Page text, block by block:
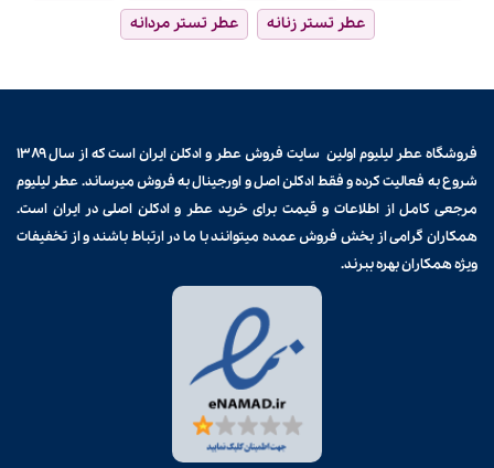
عطر تستر زنانه
عطر تستر مردانه
فروشگاه عطر لیلیوم اولین سایت فروشعطر و ادکلن
ایران است که از سال ۱۳۸۹
شروع به فعالیت کرده و فقط ادکلن اصل و اورجینال به فروش میرساند. عطر لیلیوم
مرجعی کامل از اطلاعات و قیمت برایخرید عطر و ادکلن اصلی در ایران است.
همکاران گرامی از بخش فروش عمده میتوانند با ما در ارتباط باشند و از تخفیفات
ویژه همکاران بهره ببرند.